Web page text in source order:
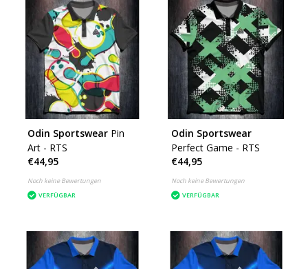
Odin Sportswear Pin
Art - RTS
€44,95
Noch keine Bewertungen
VERFÜGBAR
Odin Sportswear
Perfect Game - RTS
€44,95
Noch keine Bewertungen
VERFÜGBAR